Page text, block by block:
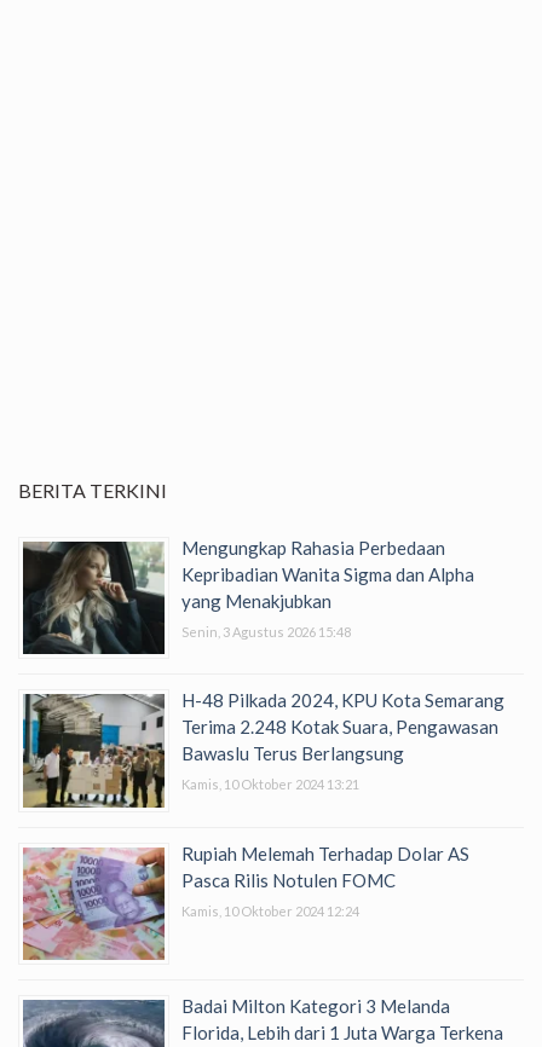
BERITA TERKINI
Mengungkap Rahasia Perbedaan
Kepribadian Wanita Sigma dan Alpha
yang Menakjubkan
Senin, 3 Agustus 2026 15:48
H-48 Pilkada 2024, KPU Kota Semarang
Terima 2.248 Kotak Suara, Pengawasan
Bawaslu Terus Berlangsung
Kamis, 10 Oktober 2024 13:21
Rupiah Melemah Terhadap Dolar AS
Pasca Rilis Notulen FOMC
Kamis, 10 Oktober 2024 12:24
Badai Milton Kategori 3 Melanda
Florida, Lebih dari 1 Juta Warga Terkena